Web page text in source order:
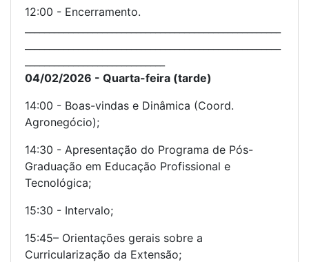
12:00 - Encerramento.
04/02/2026 - Quarta-feira (tarde)
14:00 - Boas-vindas e Dinâmica (Coord.
Agronegócio);
14:30 - Apresentação do Programa de Pós-
Graduação em Educação Profissional e
Tecnológica;
15:30 - Intervalo;
15:45– Orientações gerais sobre a
Curricularização da Extensão;